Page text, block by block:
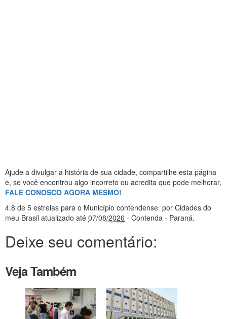
Ajude a divulgar a história de sua cidade, compartilhe esta página
e, se você encontrou algo incorreto ou acredita que pode melhorar,
FALE CONOSCO AGORA MESMO!
4.8 de 5 estrelas para o Município contendense por Cidades do
meu Brasil atualizado até 07/08/2026 - Contenda - Paraná.
Deixe seu comentário:
Veja Também